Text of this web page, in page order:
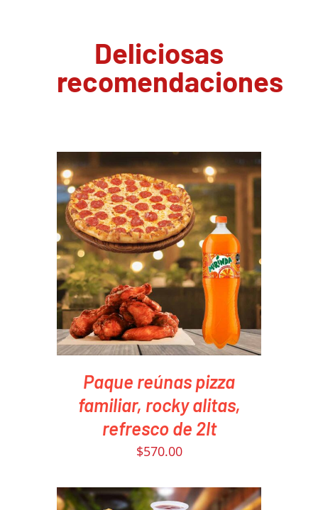
Deliciosas
recomendaciones
PEDIR AHORA
/
DETAILS
Paque reúnas pizza
familiar, rocky alitas,
refresco de 2lt
$570.00